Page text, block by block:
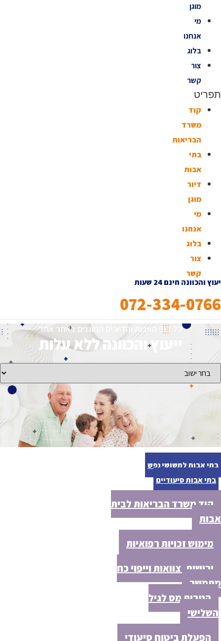
מוגן
מי
אנחנו
בלוג
צור
קשר
תפריט
קוד
משרד
הבריאות
בתי
אבות
דיור
מוגן
מי
אנחנו
בלוג
צור
קשר
יעוץ והכוונה חינם 24 שעות
072-334-0766
כל בתי האבות והדיורים המוגנים באתר אחד
ייעוץ והכוונה ללא עלות
בתי אבות לתשושי נפש
בתי אבות סיעודיים
קוד משרד הבריאות לבית
אבות
מימוש זכויות רפואיות
ירושות, צוואות וייפוי כח
מתמשך
הטבות מס לגיל
השלישי
הפעלת ביטוח סיעודי